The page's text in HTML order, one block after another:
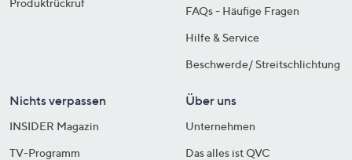
FAQs - Häufige Fragen
Hilfe & Service
Beschwerde/ Streitschlichtung
Nichts verpassen
INSIDER Magazin
TV-Programm
Über uns
Unternehmen
Das alles ist QVC